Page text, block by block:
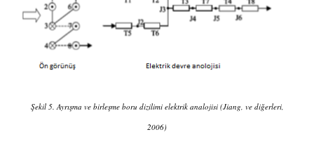
Şekil 5. Ayrışma ve birleşme boru dizilimi elektrik analojisi (Jiang, ve diğerleri,
2006)